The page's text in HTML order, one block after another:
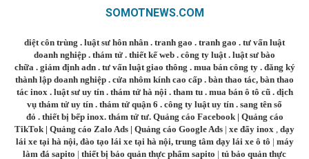
SOMOTNEWS.COM
diệt côn trùng . luật sư hôn nhân . tranh gao . tranh gao . tư vấn luật
doanh nghiệp . thám tử . thiết kế web . công ty luật. luật sư bào
chữa. giám định adn. tư vấn luật giao thông . mua bán công ty. đăng ký
thành lập doanh nghiệp . cửa nhôm kính cao cấp . bàn thao tác, bàn thao
tác inox. luật sư uy tín. thám tử hà nội. tham tu. mua bán ô tô cũ. dịch
vụ thám tử uy tín . thám tử quận 6 . công ty luật uy tín . sang tên sổ
đỏ . thiết bị bếp inox. thám tử tư. Quảng cáo Facebook| Quảng cáo
TikTok | Quảng cáo Zalo Ads | Quảng cáo Google Ads | xe đẩy inox , dạy
lái xe tại hà nội, đào tạo lái xe tại hà nội, trung tâm dạy lái xe ô tô | máy
làm đá sapito | thiết bị bảo quản thực phẩm sapito | tủ bảo quản thực